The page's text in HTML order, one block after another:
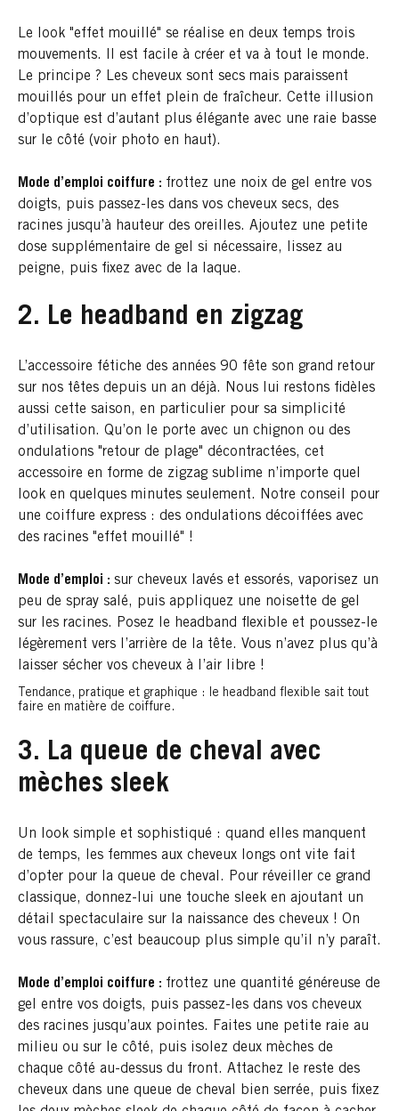
Le look "effet mouillé" se réalise en deux temps trois
mouvements. Il est facile à créer et va à tout le monde.
Le principe ? Les cheveux sont secs mais paraissent
mouillés pour un effet plein de fraîcheur. Cette illusion
d’optique est d’autant plus élégante avec une raie basse
sur le côté (voir photo en haut).
Mode d’emploi coiffure : frottez une noix de gel entre vos
doigts, puis passez-les dans vos cheveux secs, des
racines jusqu’à hauteur des oreilles. Ajoutez une petite
dose supplémentaire de gel si nécessaire, lissez au
peigne, puis fixez avec de la laque.
2. Le headband en zigzag
L’accessoire fétiche des années 90 fête son grand retour
sur nos têtes depuis un an déjà. Nous lui restons fidèles
aussi cette saison, en particulier pour sa simplicité
d’utilisation. Qu’on le porte avec un chignon ou des
ondulations "retour de plage" décontractées, cet
accessoire en forme de zigzag sublime n’importe quel
look en quelques minutes seulement. Notre conseil pour
une coiffure express : des ondulations décoiffées avec
des racines "effet mouillé" !
Mode d’emploi : sur cheveux lavés et essorés, vaporisez un
peu de spray salé, puis appliquez une noisette de gel
sur les racines. Posez le headband flexible et poussez-le
légèrement vers l’arrière de la tête. Vous n’avez plus qu’à
laisser sécher vos cheveux à l’air libre !
Tendance, pratique et graphique : le headband flexible sait tout
faire en matière de coiffure.
3. La queue de cheval avec
mèches sleek
Un look simple et sophistiqué : quand elles manquent
de temps, les femmes aux cheveux longs ont vite fait
d’opter pour la queue de cheval. Pour réveiller ce grand
classique, donnez-lui une touche sleek en ajoutant un
détail spectaculaire sur la naissance des cheveux ! On
vous rassure, c’est beaucoup plus simple qu’il n’y paraît.
Mode d’emploi coiffure : frottez une quantité généreuse de
gel entre vos doigts, puis passez-les dans vos cheveux
des racines jusqu’aux pointes. Faites une petite raie au
milieu ou sur le côté, puis isolez deux mèches de
chaque côté au-dessus du front. Attachez le reste des
cheveux dans une queue de cheval bien serrée, puis fixez